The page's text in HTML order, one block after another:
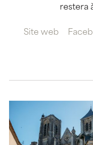
restera
Site web